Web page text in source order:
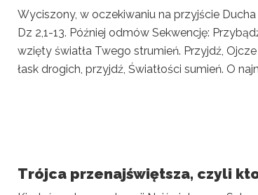
Wyciszony, w oczekiwaniu na przyjście
Dz 2,1-13. Później odmów Sekwencję:
wzięty światła Twego strumień. Przyjdź,
łask drogich, przyjdź, Światłości sumień. O
Trójca przenajświętsza, czyli